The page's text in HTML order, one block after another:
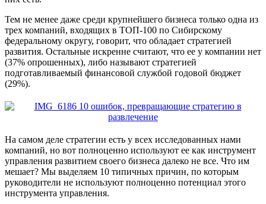
Тем не менее даже среди крупнейшего бизнеса только одна из
трех компаний, входящих в ТОП-100 по Сибирскому
федеральному округу, говорит, что обладает стратегией
развития. Остальные искренне считают, что ее у компании нет
(37% опрошенных), либо называют стратегией
подготавливаемый финансовой службой годовой бюджет
(29%).
На самом деле стратегии есть у всех исследованных нами
компаний, но вот полноценно используют ее как инструмент
управления развитием своего бизнеса далеко не все. Что им
мешает? Мы выделяем 10 типичных причин, по которым
руководители не используют полноценно потенциал этого
инструмента управления.